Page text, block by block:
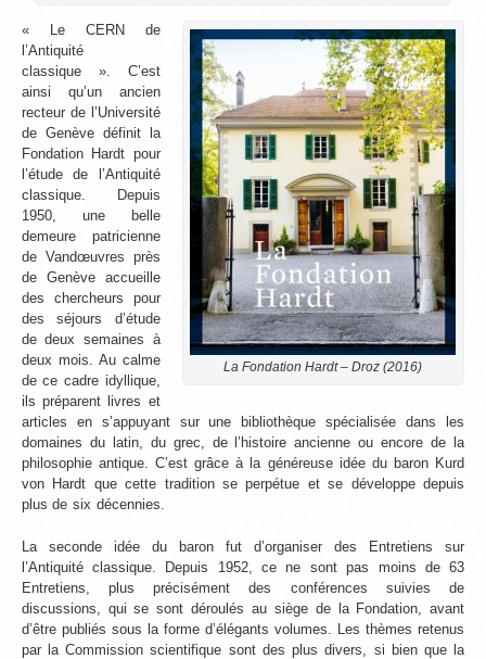
La Fondation Hardt – Droz (2016)
« Le CERN de
l’Antiquité
classique ». C’est
ainsi qu’un ancien
recteur de l’Université
de Genève définit la
Fondation Hardt pour
l’étude de l’Antiquité
classique. Depuis
1950, une belle
demeure patricienne
de Vandœuvres près
de Genève accueille
des chercheurs pour
des séjours d’étude
de deux semaines à
deux mois. Au calme
de ce cadre idyllique,
ils préparent livres et
articles en s’appuyant sur une bibliothèque spécialisée dans les
domaines du latin, du grec, de l’histoire ancienne ou encore de la
philosophie antique. C’est grâce à la généreuse idée du baron Kurd
von Hardt que cette tradition se perpétue et se développe depuis
plus de six décennies.
La seconde idée du baron fut d’organiser des Entretiens sur
l’Antiquité classique. Depuis 1952, ce ne sont pas moins de 63
Entretiens, plus précisément des conférences suivies de
discussions, qui se sont déroulés au siège de la Fondation, avant
d’être publiés sous la forme d’élégants volumes. Les thèmes retenus
par la Commission scientifique sont des plus divers, si bien que la